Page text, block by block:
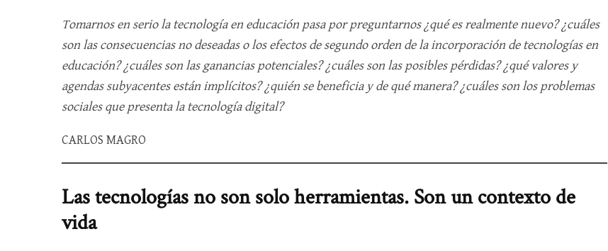
Tomarnos en serio la tecnología en educación pasa por preguntarnos ¿qué es realmente nuevo? ¿cuáles
son las consecuencias no deseadas o los efectos de segundo orden de la incorporación de tecnologías en
educación? ¿cuáles son las ganancias potenciales? ¿cuáles son las posibles pérdidas? ¿qué valores y
agendas subyacentes están implícitos? ¿quién se beneficia y de qué manera? ¿cuáles son los problemas
sociales que presenta la tecnología digital?
CARLOS MAGRO
Las tecnologías no son solo herramientas. Son un contexto de
vida